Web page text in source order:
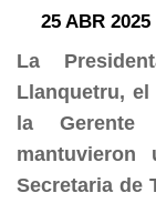
25 ABR 2025
La
Llanquetru,
la
Secretaria de